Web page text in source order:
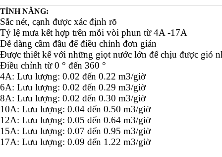
TÍNH NĂNG:
Sắc nét, cạnh được xác định rõ
Tỷ lệ mưa kết hợp trên mỗi vòi phun từ 4A -17A
Dễ dàng cầm đầu để điều chỉnh đơn giản
Được thiết kế với những giọt nước lớn để chịu được gió
Điều chỉnh từ 0 ° đến 360 °
4A: Lưu lượng: 0.02 đến 0.22 m3/giờ
6A: Lưu lượng: 0.02 đến 0.29 m3/giờ
8A: Lưu lượng: 0.02 đến 0.30 m3/giờ
10A: Lưu lượng: 0.04 đến 0.50 m3/giờ
12A: Lưu lượng: 0.05 đến 0.64 m3/giờ
15A: Lưu lượng: 0.07 đến 0.95 m3/giờ
17A: Lưu lượng: 0.09 đến 1.22 m3/giờ